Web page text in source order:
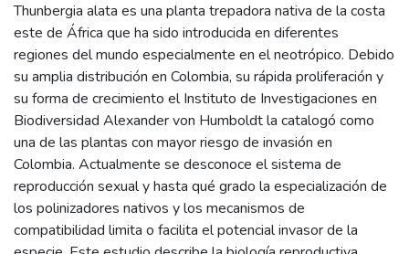
Thunbergia alata es una planta trepadora nativa de la costa
este de África que ha sido introducida en diferentes
regiones del mundo especialmente en el neotrópico. Debido
su amplia distribución en Colombia, su rápida proliferación y
su forma de crecimiento el Instituto de Investigaciones en
Biodiversidad Alexander von Humboldt la catalogó como
una de las plantas con mayor riesgo de invasión en
Colombia. Actualmente se desconoce el sistema de
reproducción sexual y hasta qué grado la especialización de
los polinizadores nativos y los mecanismos de
compatibilidad limita o facilita el potencial invasor de la